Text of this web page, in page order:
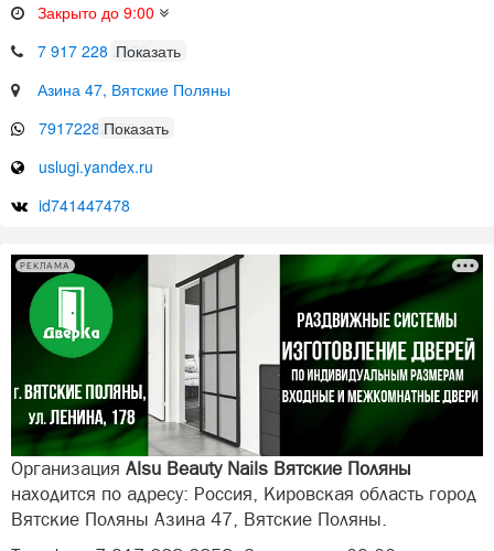
Закрыто до 9:00
7 917 228 2858
Азина 47, Вятские Поляны
79172282858
uslugi.yandex.ru
id741447478
РЕКЛАМА
Организация Alsu Beauty Nails Вятские Поляны
находится по адресу: Россия, Кировская область город
Вятские Поляны Азина 47, Вятские Поляны.